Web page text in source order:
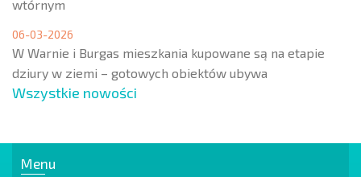
wtórnym
06-03-2026
W Warnie i Burgas mieszkania kupowane są na etapie
dziury w ziemi – gotowych obiektów ubywa
Wszystkie nowości
Menu